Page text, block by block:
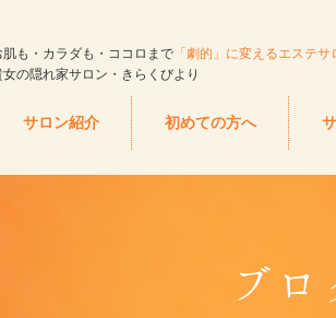
肌も・カラダも・ココロまで 「劇的」に変えるエステサ
女の隠れ家サロン・きらくびより
サロン紹介 初めての方へ
ブロ